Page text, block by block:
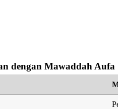
dengan Mawaddah Aufa